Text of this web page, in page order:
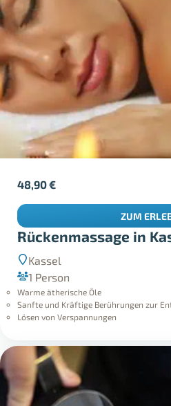
Rückenmassage in
Kassel
1 Person
Warme ätherische Öle
Sanfte und Kräftige Berührungen zur
Lösen von Verspannungen
48,90€
ZUM